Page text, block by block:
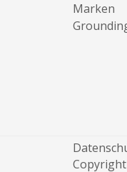
Marken